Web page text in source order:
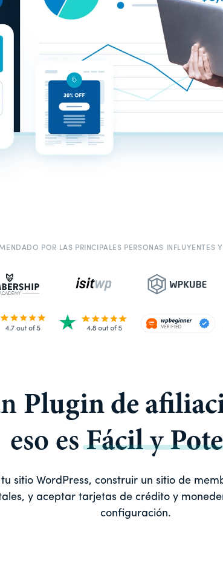
POR LAS PRINCIPALES PERSONAS INFLUYENTES
Plugin de
eso esFácily
sitio WordPress, construir un sitio de
y aceptar tarjetas de crédito y
configuración.